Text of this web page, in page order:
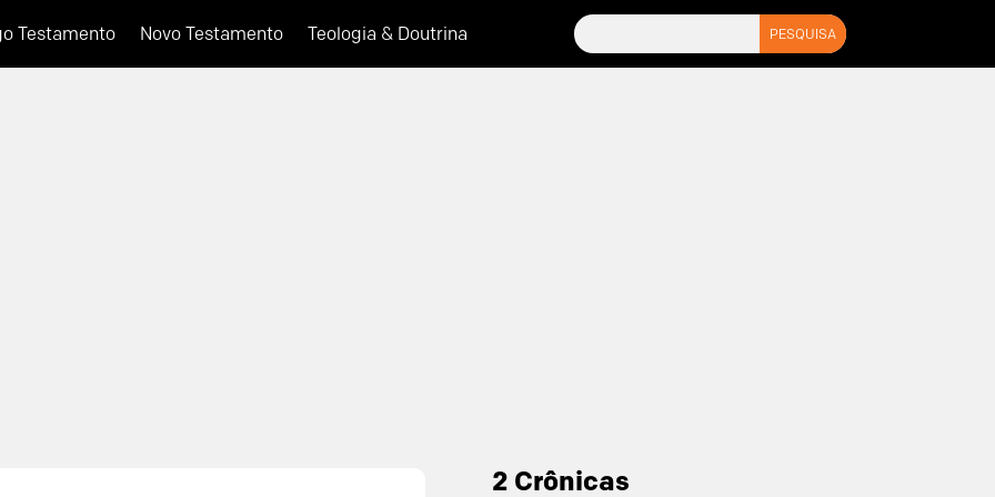
Testamento Novo Testamento Teologia & Doutrina
2 Crônicas